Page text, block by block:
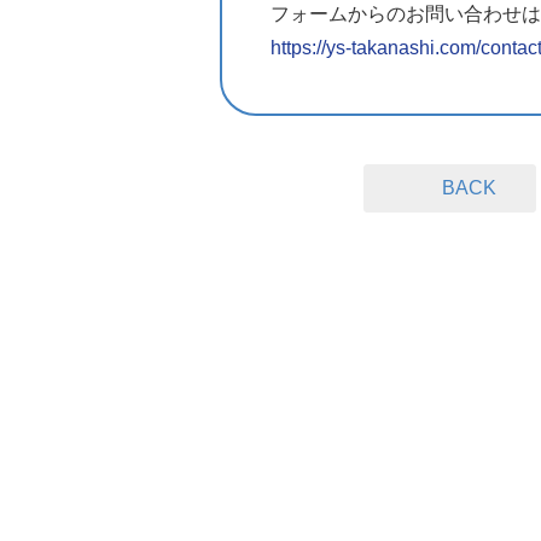
フォームからのお問い合わせ
https://ys-takanashi.com/
BACK